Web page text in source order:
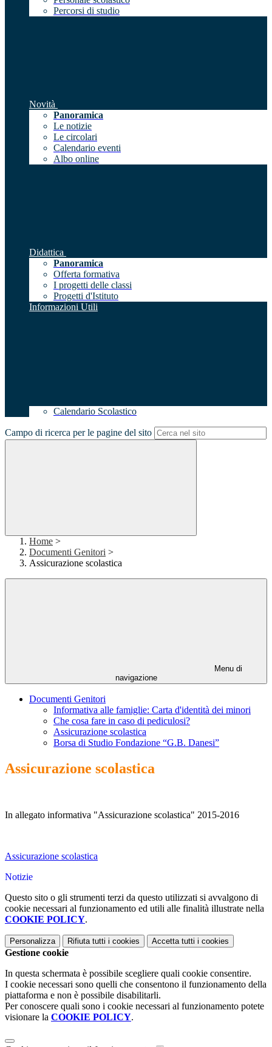
Percorsi di studio
Novità
Panoramica
Le notizie
Le circolari
Calendario eventi
Albo online
Didattica
Panoramica
Offerta formativa
I progetti delle classi
Progetti d'Istituto
Informazioni Utili
Calendario Scolastico
Campo di ricerca per le pagine del sito
Home >
Documenti Genitori >
Assicurazione scolastica
Menu di
navigazione
Documenti Genitori
Informativa alle famiglie: Carta d'identità dei minori
Che cosa fare in caso di pediculosi?
Assicurazione scolastica
Borsa di Studio Fondazione “G.B. Danesi”
Assicurazione scolastica
In allegato informativa "Assicurazione scolastica" 2015-2016
Assicurazione scolastica
Notizie
Questo sito o gli strumenti terzi da questo utilizzati si avvalgono di
cookie necessari al funzionamento ed utili alle finalità illustrate nella
COOKIE POLICY.
Personalizza Rifiuta tutti i cookies Accetta tutti i cookies
Gestione cookie
In questa schermata è possibile scegliere quali cookie consentire.
I cookie necessari sono quelli che consentono il funzionamento della
piattaforma e non è possibile disabilitarli.
Per conoscere quali sono i cookie necessari al funzionamento potete
visionare la COOKIE POLICY.